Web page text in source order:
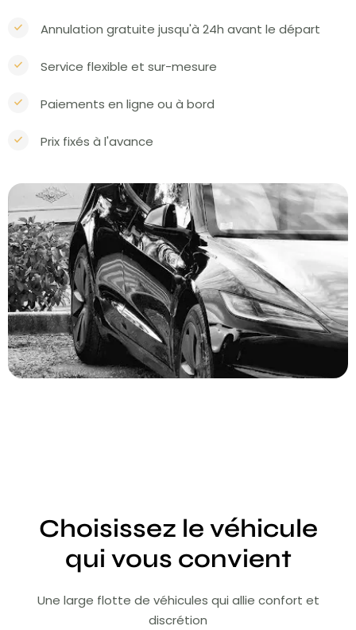
Annulation gratuite jusqu'à 24h avant le départ
Service flexible et sur-mesure
Paiements en ligne ou à bord
Prix fixés à l'avance
Choisissez le véhicule
qui vous convient
Une large flotte de véhicules qui allie confort et
discrétion